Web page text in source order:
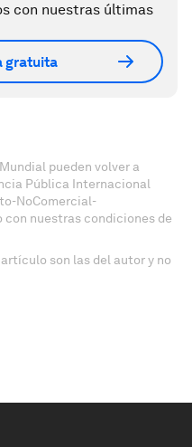
con nuestras últimas
gratuita
pueden volver a
Pública Internacional
NoComercial-
con nuestras condiciones de
son las del autor y no